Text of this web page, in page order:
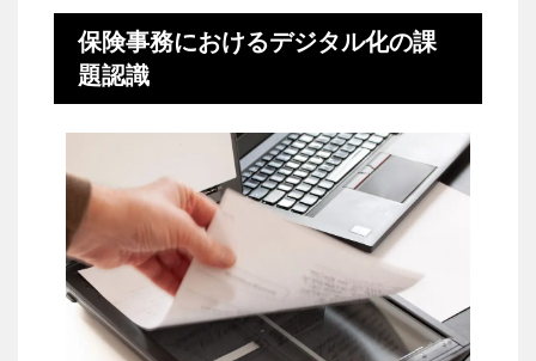
保険事務におけるデジタル化の課
題認識